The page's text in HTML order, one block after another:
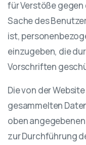
für Verstöße gegen
Sache des
ist,
einzugeben, die
Vorschriften
Die von der
gesammelten
oben
zur Durchführung